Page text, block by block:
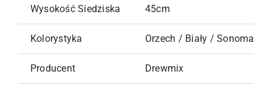
Wysokość Siedziska 45cm
Kolorystyka Orzech / Biały / Sonoma /
Producent Drewmix